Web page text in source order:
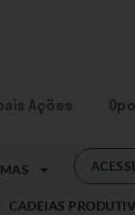
Ações
CADEIAS